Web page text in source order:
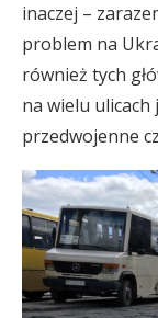
inaczej –
problem na
również tych
na wielu
przedwojenne